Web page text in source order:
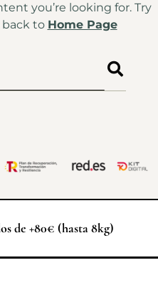
you’re looking for. Try
back to Home Page
de +80€ (hasta 8kg)